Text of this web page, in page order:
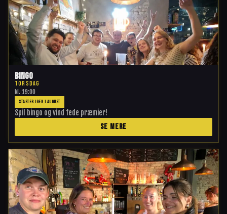
Bingo
TORSDAG
kl. 19:00
STARTER IGEN I AUGUST
Spil bingo og vind fede præmier!
SE MERE